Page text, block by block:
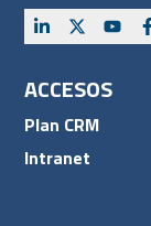
ACCESOS
Plan CRM
Intranet